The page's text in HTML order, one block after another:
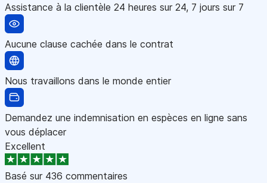
Assistance à la clientèle 24 heures sur 24, 7 jours sur 7
Aucune clause cachée dans le contrat
Nous travaillons dans le monde entier
Demandez une indemnisation en espèces en ligne sans
vous déplacer
Excellent
Basé sur 436 commentaires